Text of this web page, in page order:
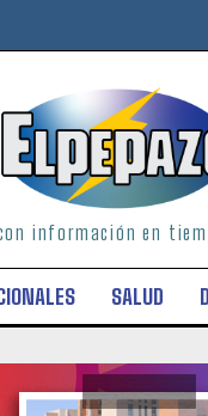
información en
SALUD